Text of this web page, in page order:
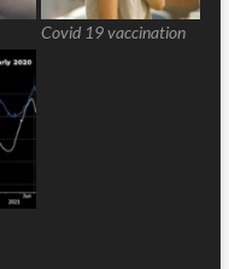
Covid 19 vaccination